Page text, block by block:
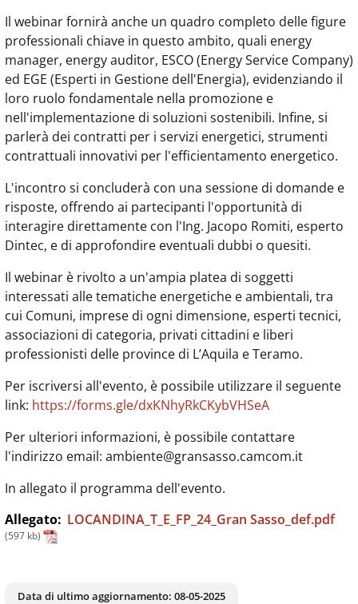
Il webinar fornirà anche un quadro completo delle figure
professionali chiave in questo ambito, quali energy
manager, energy auditor, ESCO (Energy Service Company)
ed EGE (Esperti in Gestione dell'Energia), evidenziando il
loro ruolo fondamentale nella promozione e
nell'implementazione di soluzioni sostenibili. Infine, si
parlerà dei contratti per i servizi energetici, strumenti
contrattuali innovativi per l'efficientamento energetico.
L'incontro si concluderà con una sessione di domande e
risposte, offrendo ai partecipanti l'opportunità di
interagire direttamente con l'Ing. Jacopo Romiti, esperto
Dintec, e di approfondire eventuali dubbi o quesiti.
Il webinar è rivolto a un'ampia platea di soggetti
interessati alle tematiche energetiche e ambientali, tra
cui Comuni, imprese di ogni dimensione, esperti tecnici,
associazioni di categoria, privati cittadini e liberi
professionisti delle province di L’Aquila e Teramo.
Per iscriversi all'evento, è possibile utilizzare il seguente
link: https://forms.gle/dxKNhyRkCKybVHSeA
Per ulteriori informazioni, è possibile contattare
l'indirizzo email: ambiente@gransasso.camcom.it
In allegato il programma dell'evento.
Allegato: LOCANDINA_T_E_FP_24_Gran Sasso_def.pdf
(597 kb)
Data di ultimo aggiornamento: 08-05-2025